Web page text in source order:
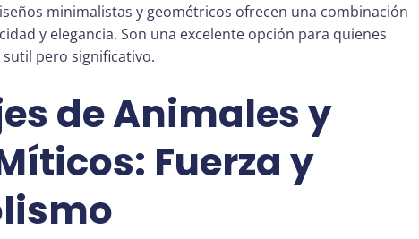
minimalistas y geométricos ofrecen una combinación
y elegancia. Son una excelente opción para quienes
pero significativo.
de Animales y
Fuerza y